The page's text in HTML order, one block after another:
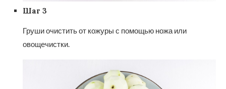
Шаг 3
Груши очистить от кожуры с помощью ножа или
овощечистки.